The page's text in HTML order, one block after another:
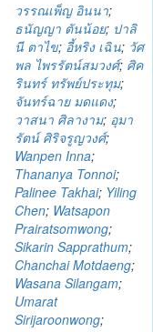
วรรณเพ็ญ อินนา;
ธนัญญา ตันน้อย; ปาลิ
นี ตาไข; อี้หริง เฉิน; วัศ
พล ไพรรัตน์สมวงศ์; ศิค
รินทร์ ทรัพย์ประทุม;
จันทร์ฉาย มดแดง;
วาสนา ศิลางาม; อุมา
รัตน์ ศิริจรูญวงศ์;
Wanpen Inna;
Thananya Tonnoi;
Palinee Takhai; Yiling
Chen; Watsapon
Prairatsomwong;
Sikarin Sapprathum;
Chanchai Motdaeng;
Wasana Silangam;
Umarat
Sirijaroonwong;